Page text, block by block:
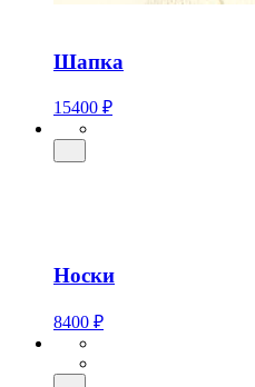
Шапка
15400 ₽
Носки
8400 ₽